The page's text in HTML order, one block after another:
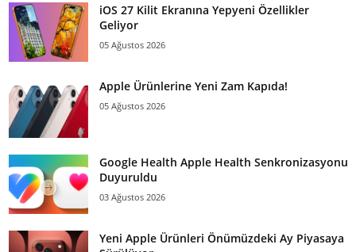
iOS 27 Kilit Ekranına Yepyeni Özellikler
Geliyor
05 Ağustos 2026
Apple Ürünlerine Yeni Zam Kapıda!
05 Ağustos 2026
Google Health Apple Health Senkronizasyonu
Duyuruldu
03 Ağustos 2026
Yeni Apple Ürünleri Önümüzdeki Ay Piyasaya